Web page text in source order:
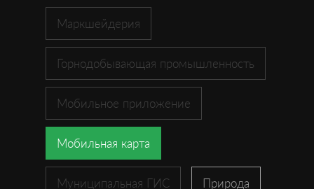
Маркшейдерия
Горнодобывающая промышленность
Мобильное приложение
Мобильная карта
Муниципальная ГИС Природа